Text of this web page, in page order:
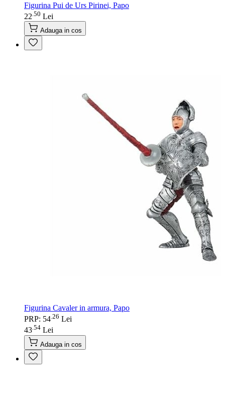
Figurina Pui de Urs Pirinei, Papo
22 50 Lei
Adauga in cos
Figurina Cavaler in armura, Papo
PRP: 54 26 Lei
43 54 Lei
Adauga in cos